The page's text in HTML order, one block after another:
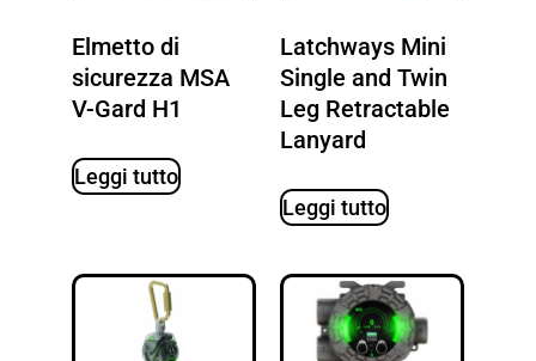
Elmetto di
sicurezza MSA
V-Gard H1
Leggi tutto
Latchways Mini
Single and Twin
Leg Retractable
Lanyard
Leggi tutto